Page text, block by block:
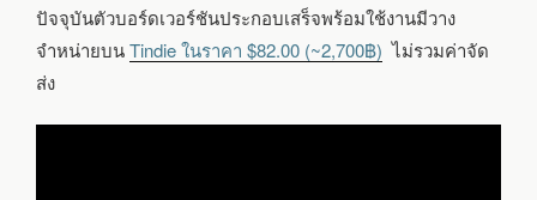
ปัจจุบันตัวบอร์ดเวอร์ชันประกอบเสร็จพร้อมใช้งานมีวาง
จำหน่ายบนTindie ในราคา $82.00 (~2,700฿) ไม่รวมค่าจัด
ส่ง